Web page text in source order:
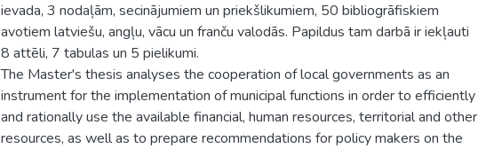
ievada, 3 nodaļām, secinājumiem un priekšlikumiem, 50 bibliogrāfiskiem
avotiem latviešu, angļu, vācu un franču valodās. Papildus tam darbā ir iekļauti
8 attēli, 7 tabulas un 5 pielikumi.
The Master's thesis analyses the cooperation of local governments as an
instrument for the implementation of municipal functions in order to efficiently
and rationally use the available financial, human resources, territorial and other
resources, as well as to prepare recommendations for policy makers on the